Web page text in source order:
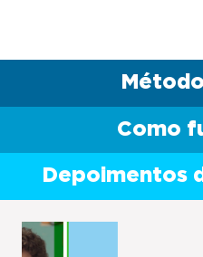
Como
Depoimentos